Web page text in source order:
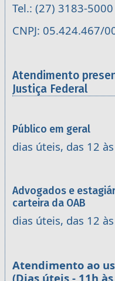
Tel.: (27) 3183-5000
CNPJ: 05.424.467/
Atendimento
Justiça Federal
Público em geral
dias úteis, das 12
Advogados e
carteira da OAB
dias úteis, das 12
Atendimento ao
(Dias úteis - 11h